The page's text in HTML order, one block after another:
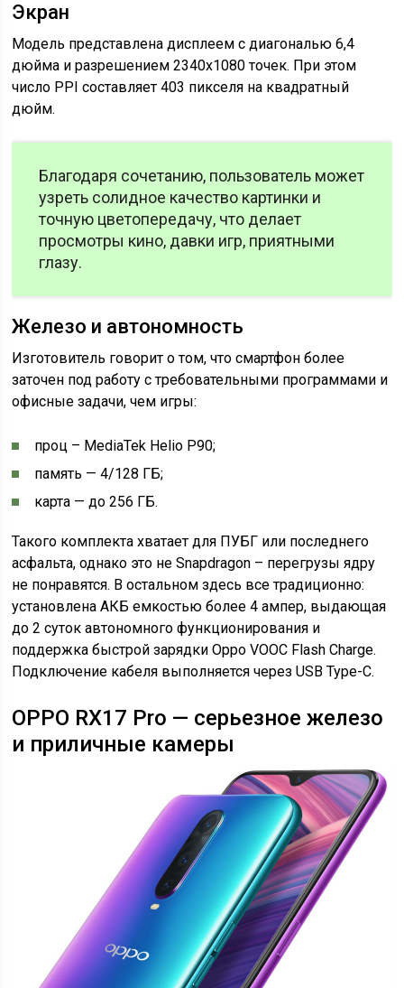
Экран
Модель представлена дисплеем с диагональю 6,4
дюйма и разрешением 2340х1080 точек. При этом
число PPI составляет 403 пикселя на квадратный
дюйм.
Благодаря сочетанию, пользователь может
узреть солидное качество картинки и
точную цветопередачу, что делает
просмотры кино, давки игр, приятными
глазу.
Железо и автономность
Изготовитель говорит о том, что смартфон более
заточен под работу с требовательными программами и
офисные задачи, чем игры:
проц – MediaTek Helio P90;
память — 4/128 ГБ;
карта — до 256 ГБ.
Такого комплекта хватает для ПУБГ или последнего
асфальта, однако это не Snapdragon – перегрузы ядру
не понравятся. В остальном здесь все традиционно:
установлена АКБ емкостью более 4 ампер, выдающая
до 2 суток автономного функционирования и
поддержка быстрой зарядки Oppo VOOC Flash Charge.
Подключение кабеля выполняется через USB Type-C.
OPPO RX17 Pro — серьезное железо
и приличные камеры